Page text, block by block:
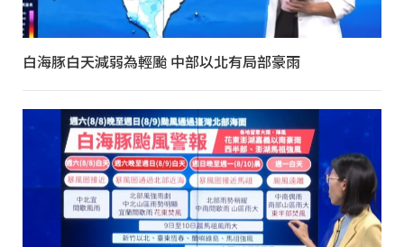
白海豚白天減弱為輕颱 中部以北有局部豪雨